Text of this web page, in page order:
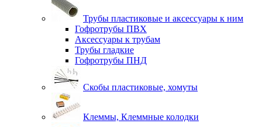
Трубы пластиковые и аксессуары к ним
Гофротрубы ПВХ
Аксессуары к трубам
Трубы гладкие
Гофротрубы ПНД
Скобы пластиковые, хомуты
Клеммы, Клеммные колодки